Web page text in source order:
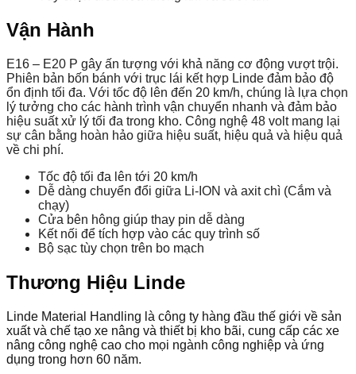
Vận Hành
E16 – E20 P gây ấn tượng với khả năng cơ động vượt trội.
Phiên bản bốn bánh với trục lái kết hợp Linde đảm bảo độ
ổn định tối đa. Với tốc độ lên đến 20 km/h, chúng là lựa chọn
lý tưởng cho các hành trình vận chuyển nhanh và đảm bảo
hiệu suất xử lý tối đa trong kho. Công nghệ 48 volt mang lại
sự cân bằng hoàn hảo giữa hiệu suất, hiệu quả và hiệu quả
về chi phí.
Tốc độ tối đa lên tới 20 km/h
Dễ dàng chuyển đổi giữa Li-ION và axit chì (Cắm và
chạy)
Cửa bên hông giúp thay pin dễ dàng
Kết nối để tích hợp vào các quy trình số
Bộ sạc tùy chọn trên bo mạch
Thương Hiệu Linde
Linde Material Handling là công ty hàng đầu thế giới về sản
xuất và chế tạo xe nâng và thiết bị kho bãi, cung cấp các xe
nâng công nghệ cao cho mọi ngành công nghiệp và ứng
dụng trong hơn 60 năm.